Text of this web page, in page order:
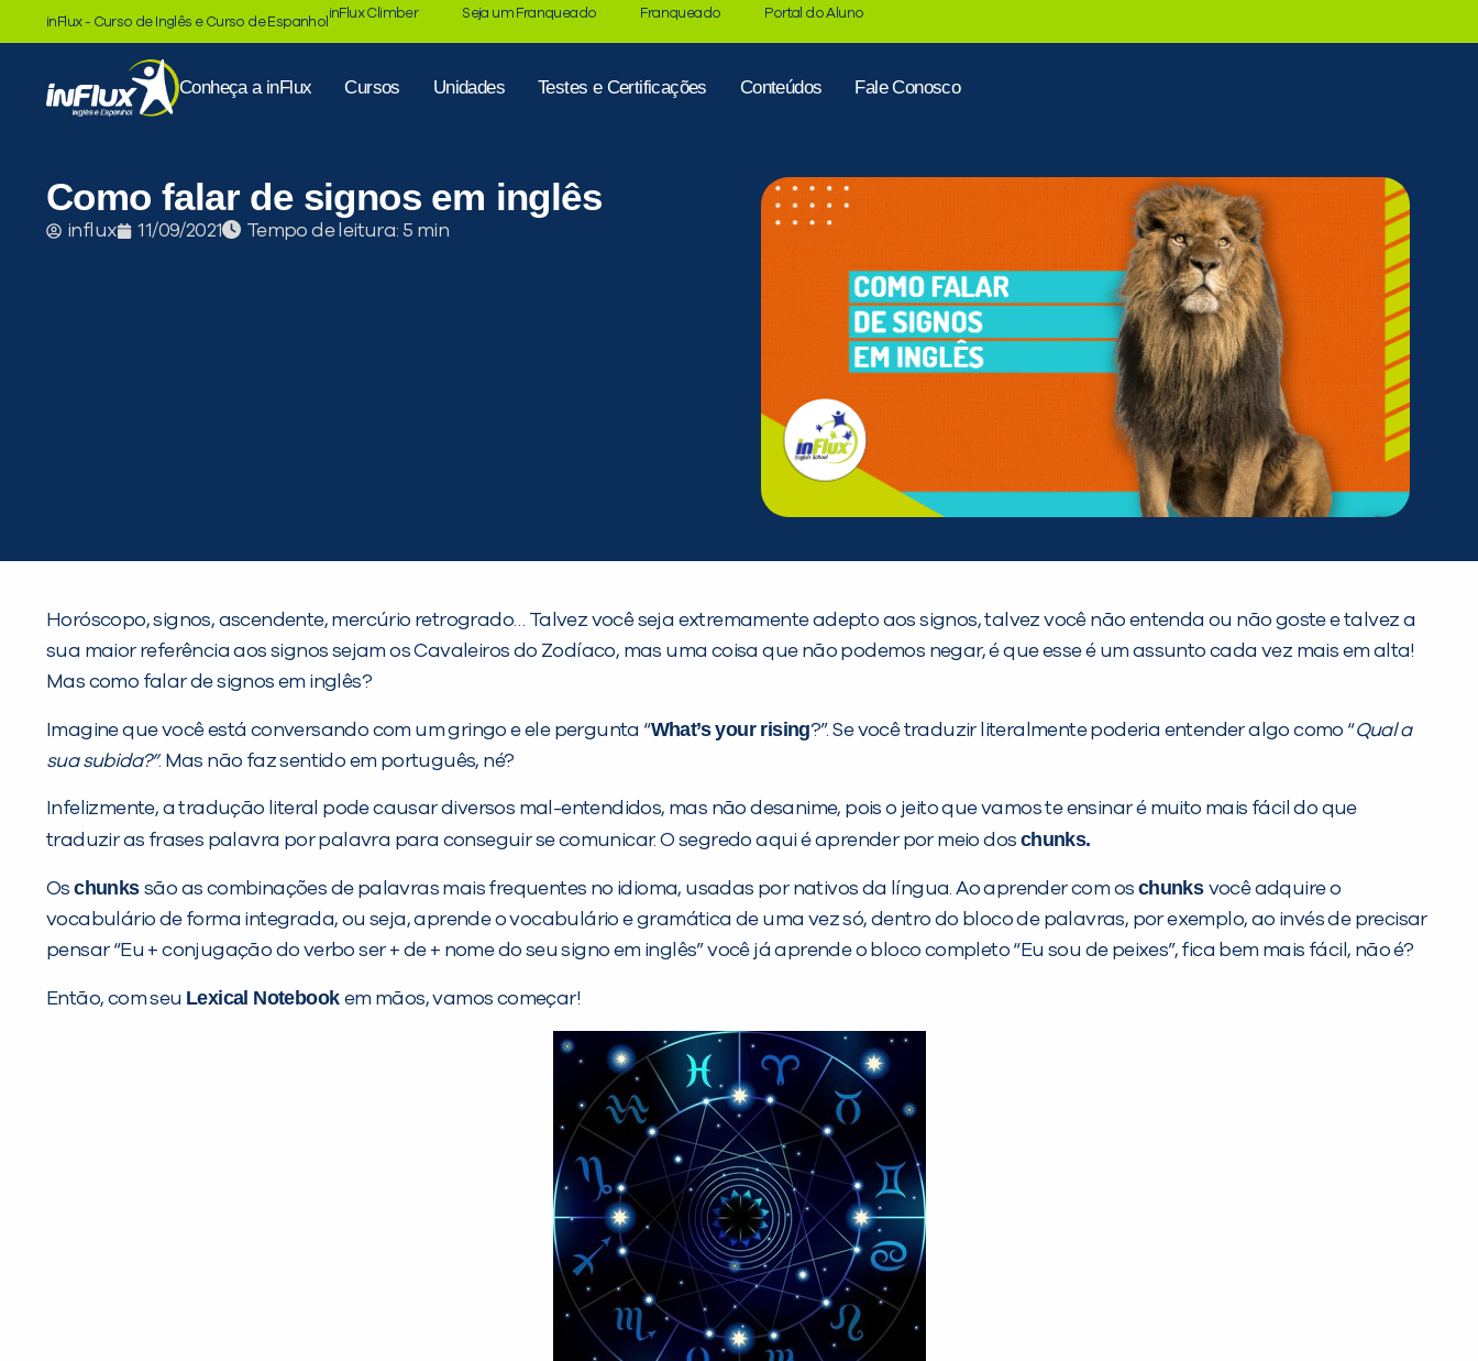
inFlux - Curso de Inglês e Curso de Espanhol
inFlux Climber Seja um Franqueado Franqueado Portal do Aluno
Conheça a inFlux Cursos Unidades Testes e Certificações Conteúdos Fale Conosco
Como falar de signos em inglês
influx 11/09/2021 Tempo de leitura:
Horóscopo, signos, ascendente, mercúrio retrogrado… Talvez você seja extremamente adepto aos signos, talvez você não entenda ou não goste e talvez a
sua maior referência aos signos sejam os Cavaleiros do Zodíaco, mas uma coisa que não podemos negar, é que esse é um assunto cada vez mais em alta!
Mas como falar de signos em inglês?
Imagine que você está conversando com um gringo e ele pergunta “What’s your rising?”. Se você traduzir literalmente poderia entender algo como “Qual a
sua subida?”. Mas não faz sentido em português, né?
Infelizmente, a tradução literal pode causar diversos mal-entendidos, mas não desanime, pois o jeito que vamos te ensinar é muito mais fácil do que
traduzir as frases palavra por palavra para conseguir se comunicar. O segredo aqui é aprender por meio dos chunks.
Oschunkssão as combinações de palavras mais frequentes no idioma, usadas por nativos da língua. Ao aprender com os chunks você adquire o
vocabulário de forma integrada, ou seja, aprende o vocabulário e gramática de uma vez só, dentro do bloco de palavras, por exemplo, ao invés de precisar
pensar “Eu + conjugação do verbo ser + de + nome do seu signo em inglês” você já aprende o bloco completo “Eu sou de peixes”, fica bem mais fácil, não é?
Então, com seu Lexical Notebook em mãos, vamos começar!